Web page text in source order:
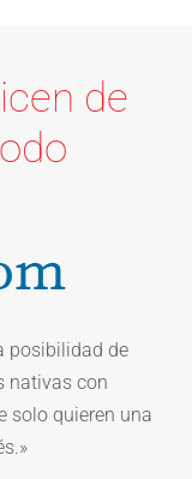
de
posibilidad de
nativas con
solo quieren una